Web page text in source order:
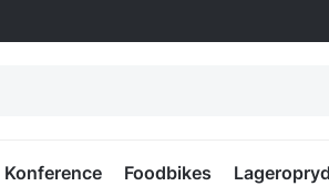
Konference Foodbikes